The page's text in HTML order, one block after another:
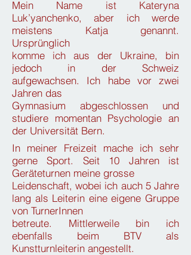
Mein Name ist Kateryna
Luk’yanchenko, aber ich werde
meistens Katja genannt.
Ursprünglich
komme ich aus der Ukraine, bin
jedoch in der Schweiz
aufgewachsen. Ich habe vor zwei
Jahren das
Gymnasium abgeschlossen und
studiere momentan Psychologie an
der Universität Bern.
In meiner Freizeit mache ich sehr
gerne Sport. Seit 10 Jahren ist
Geräteturnen meine grosse
Leidenschaft, wobei ich auch 5 Jahre
lang als Leiterin eine eigene Gruppe
von TurnerInnen
betreute. Mittlerweile bin ich
ebenfalls beim BTV als
Kunstturnleiterin angestellt.